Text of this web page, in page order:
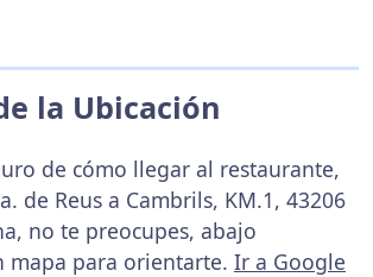
la Ubicación
de cómo llegar al restaurante,
de Reus a Cambrils, KM.1, 43206
no te preocupes, abajo
mapa para orientarte. Ir a Google